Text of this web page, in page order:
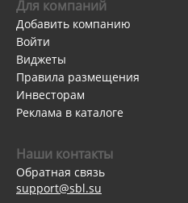
Для компаний
Добавить компанию
Войти
Виджеты
Правила размещения
Инвесторам
Реклама в каталоге
Наши контакты
Обратная связь
support@sbl.su